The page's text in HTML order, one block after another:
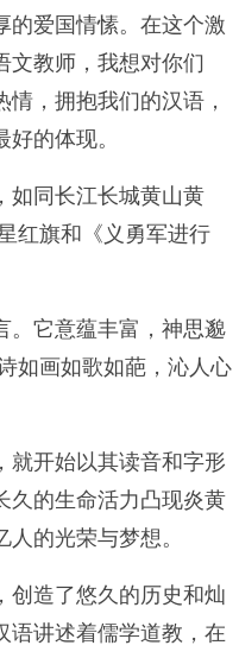
的爱国情愫。在这个激
文教师，我想对你们
，拥抱我们的汉语，
的体现。
如同长江长城黄山黄
红旗和《义勇军进行
。它意蕴丰富，神思邈
如画如歌如葩，沁人心
就开始以其读音和字形
久的生命活力凸现炎黄
的光荣与梦想。
创造了悠久的历史和灿
语讲述着儒学道教，在